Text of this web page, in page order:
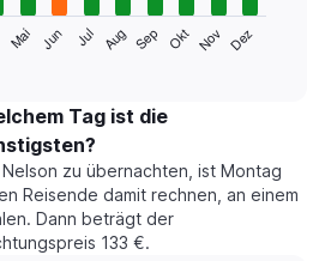
Mai Jun Jul Aug Sep Okt Nov Dez
Tag ist die
zu übernachten, ist Montag
Reisende damit rechnen, an einem
Dann beträgt der
133 €.